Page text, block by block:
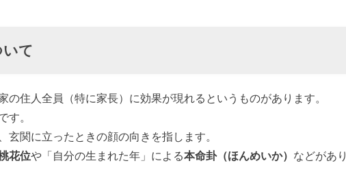
て
の住人全員（特に家長）に効果が現れるというものがあります。
す。
玄関に立ったときの顔の向きを指します。
花位や「自分の生まれた年」による本命卦（ほんめいか） などがあり